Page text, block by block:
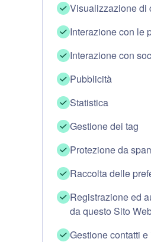
Visualizzazione di
Interazione con le
Interazione con
Pubblicità
Statistica
Gestione dei tag
Protezione da
Raccolta delle
Registrazione ed
da questo Sito
Gestione contatti